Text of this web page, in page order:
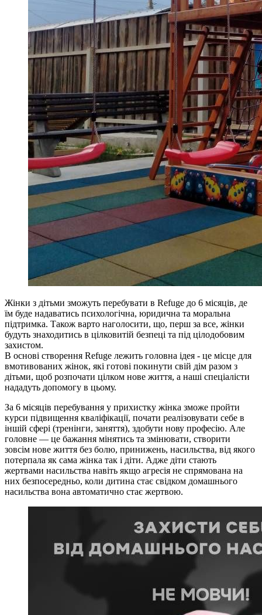
Жінки з дітьми зможуть перебувати в Refuge до 6 місяців, де
їм буде надаватись психологічна, юридична та моральна
підтримка. Також варто наголосити, що, перш за все, жінки
будуть знаходитись в цілковитій безпеці та під цілодобовим
захистом.
В основі створення Refuge лежить головна ідея - це місце для
вмотивованих жінок, які готові покинути свій дім разом з
дітьми, щоб розпочати цілком нове життя, а наші спеціалісти
нададуть допомогу в цьому.
За 6 місяців перебування у прихистку жінка зможе пройти
курси підвищення кваліфікації, почати реалізовувати себе в
іншій сфері (тренінги, заняття), здобути нову професію. Але
головне — це бажання мінятись та змінювати, створити
зовсім нове життя без болю, принижень, насильства, від якого
потерпала як сама жінка так і діти. Адже діти стають
жертвами насильства навіть якщо агресія не спрямована на
них безпосередньо, коли дитина стає свідком домашнього
насильства вона автоматично стає жертвою.